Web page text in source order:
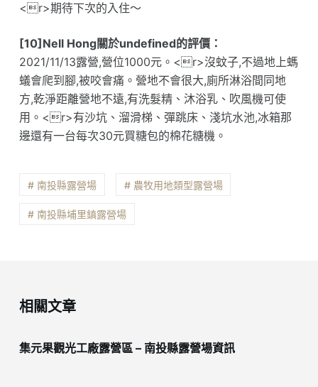
<r>期待下次的入住～
[10]Nell Hong關於undefined的評價：
2021/11/13露營,營位1000元。<r>沒蚊子,不過地上螞
蟻會爬到腳,被咬會痛。營地不會很大,廁所淋浴間同地
方,乾淨距離營地不遠,有洗髮精、沐浴乳、吹風機可使
用。<r>有沙坑、溜滑梯、彈跳床、淺坑水池,冰箱那
邊還有一台每次30元買糖包的棉花糖機。
# 南投縣露營場 # 農牧用地類型露營場
# 南投縣埔里鎮露營場
相關文章
集元果觀光工廠露營區 – 南投縣露營場資訊